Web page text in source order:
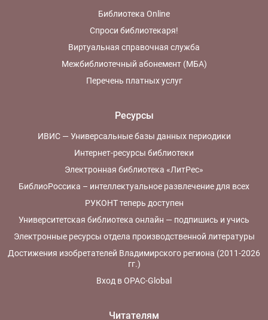
Библиотека Online
Спроси библиотекаря!
Виртуальная справочная служба
Межбиблиотечный абонемент (МБА)
Перечень платных услуг
Ресурсы
ИВИС — Универсальные базы данных периодики
Интернет-ресурсы библиотеки
Электронная библиотека «ЛитРес»
БиблиоРоссика – интеллектуальное развлечение для всех
РУКОНТ теперь доступен
Университетская библиотека онлайн — подпишись и учись
Электронные ресурсы отдела производственной литературы
Достижения изобретателей Владимирского региона (2011-2026
гг.)
Вход в OPAC-Global
Читателям